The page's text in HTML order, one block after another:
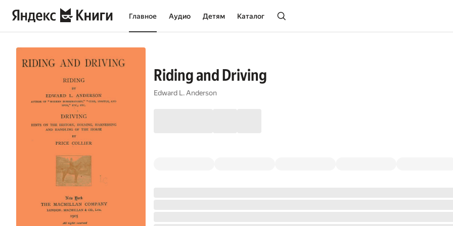
Главное Аудио Детям Каталог
Riding and Driving
Edward L. Anderson